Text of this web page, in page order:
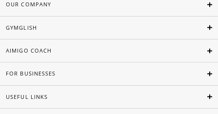
OUR COMPANY
GYMGLISH
AIMIGO COACH
FOR BUSINESSES
USEFUL LINKS